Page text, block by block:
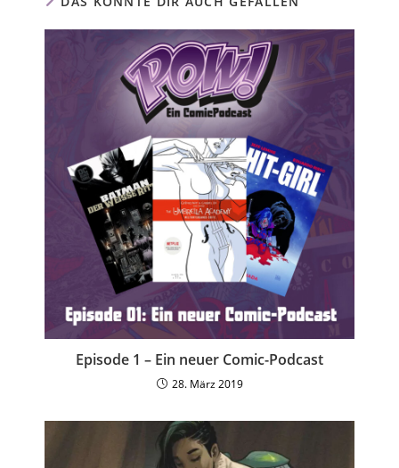
Episode 1 – Ein neuer Comic-Podcast
28. März 2019